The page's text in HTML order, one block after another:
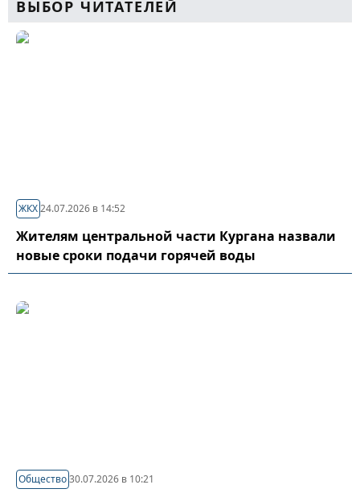
ВЫБОР ЧИТАТЕЛЕЙ
ЖКХ24.07.2026 в 14:52
Жителям центральной части Кургана назвали
новые сроки подачи горячей воды
Общество30.07.2026 в 10:21